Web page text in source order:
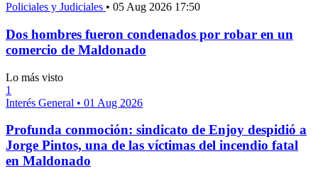
Policiales y Judiciales • 05 Aug 2026 17:50
Dos hombres fueron condenados por robar en un
comercio de Maldonado
Lo más visto
1
Interés General • 01 Aug 2026
Profunda conmoción: sindicato de Enjoy despidió a
Jorge Pintos, una de las víctimas del incendio fatal
en Maldonado